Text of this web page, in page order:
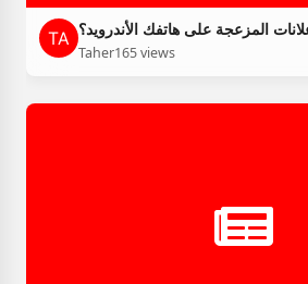
المزعجة على هاتفك الأندرويد؟
Taher165 views